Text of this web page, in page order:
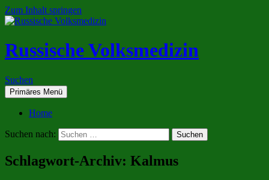
Zum Inhalt springen
Russische Volksmedizin
Suchen
Primäres Menü
Home
Suchen nach:
Schlagwort-Archiv: Kalmus